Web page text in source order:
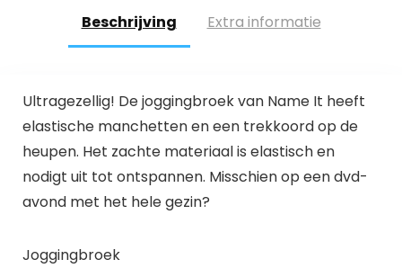
Beschrijving Extra informatie
Ultragezellig! De joggingbroek van Name It heeft
elastische manchetten en een trekkoord op de
heupen. Het zachte materiaal is elastisch en
nodigt uit tot ontspannen. Misschien op een dvd-
avond met het hele gezin?
Joggingbroek